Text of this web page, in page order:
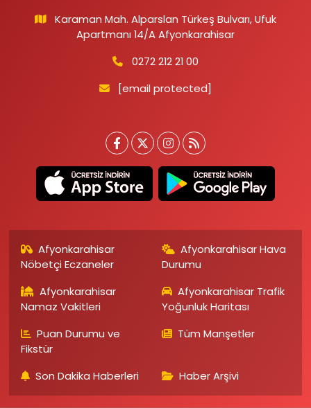
Karaman Mah. Alparslan Türkeş Bulvarı, Ufuk
Apartmanı 14/A Afyonkarahisar
0272 212 21 00
[email protected]
Afyonkarahisar
Nöbetçi Eczaneler
Afyonkarahisar Hava
Durumu
Afyonkarahisar
Namaz Vakitleri
Afyonkarahisar Trafik
Yoğunluk Haritası
Puan Durumu ve
Fikstür
Tüm Manşetler
Son Dakika Haberleri Haber Arşivi